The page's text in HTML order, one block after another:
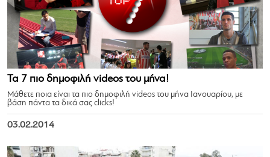
Τα 7 πιο δημοφιλή videos του μήνα!
Μάθετε ποια είναι τα πιο δημοφιλή videos του μήνα Ιανουαρίου, με
βάση πάντα τα δικά σας clicks!
03.02.2014